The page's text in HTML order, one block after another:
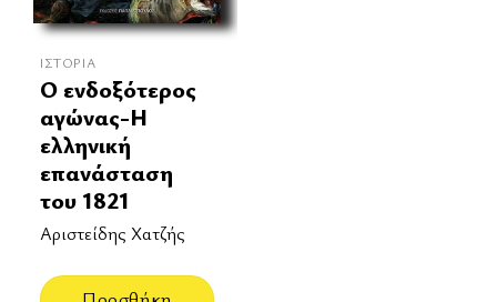
ΙΣΤΟΡΊΑ
Ο ενδοξότερος
αγώνας-Η
ελληνική
επανάσταση
του 1821
Αριστείδης Χατζής